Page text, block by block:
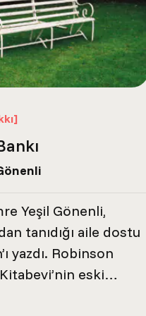
Yeşil Gönenli,
tanıdığı aile dostu
yazdı. Robinson
eski